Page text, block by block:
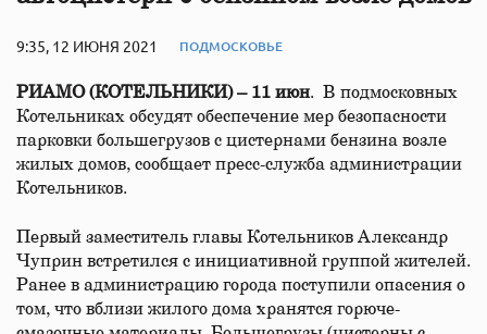
9:35, 12 ИЮНЯ 2021 ПОДМОСКОВЬЕ
РИАМО (КОТЕЛЬНИКИ) – 11 июн. В подмосковных
Котельниках обсудят обеспечение мер безопасности
парковки большегрузов с цистернами бензина возле
жилых домов, сообщает пресс-служба администрации
Котельников.
Первый заместитель главы Котельников Александр
Чуприн встретился с инициативной группой жителей.
Ранее в администрацию города поступили опасения о
том, что вблизи жилого дома хранятся горюче-